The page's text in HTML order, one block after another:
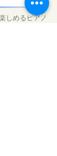
しめるピアノ